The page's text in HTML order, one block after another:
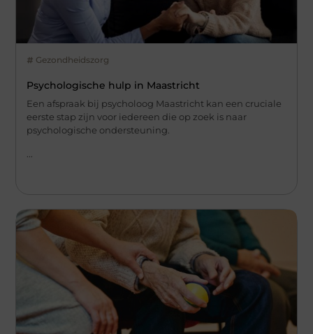
Gezondheidszorg
Psychologische hulp in Maastricht
Een afspraak bij psycholoog Maastricht kan een cruciale
eerste stap zijn voor iedereen die op zoek is naar
psychologische ondersteuning.